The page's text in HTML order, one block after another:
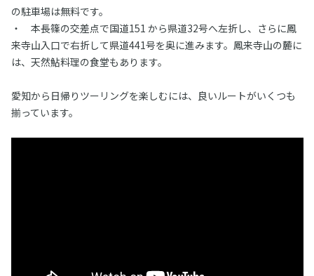
の駐車場は無料です。
・ 本長篠の交差点で国道151 から県道32号へ左折し、さらに鳳
来寺山入口で右折して県道441号を奥に進みます。鳳来寺山の麓に
は、天然鮎料理の食堂もあります。
愛知から日帰りツーリングを楽しむには、良いルートがいくつも
揃っています。